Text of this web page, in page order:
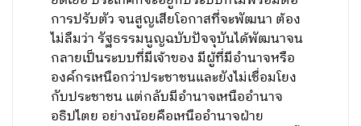
การปรับตัว จนสูญเสียโอกาสที่จะพัฒนา ต้อง
ไม่ลืมว่า รัฐธรรมนูญฉบับปัจจุบันได้พัฒนาจน
กลายเป็นระบบที่มีเจ้าของ มีผู้ที่มีอำนาจหรือ
องค์กรเหนือกว่าประชาชนและยังไม่เชื่อมโยง
กับประชาชน แต่กลับมีอำนาจเหนืออำนาจ
อธิปไตย อย่างน้อยคือเหนืออำนาจฝ่าย